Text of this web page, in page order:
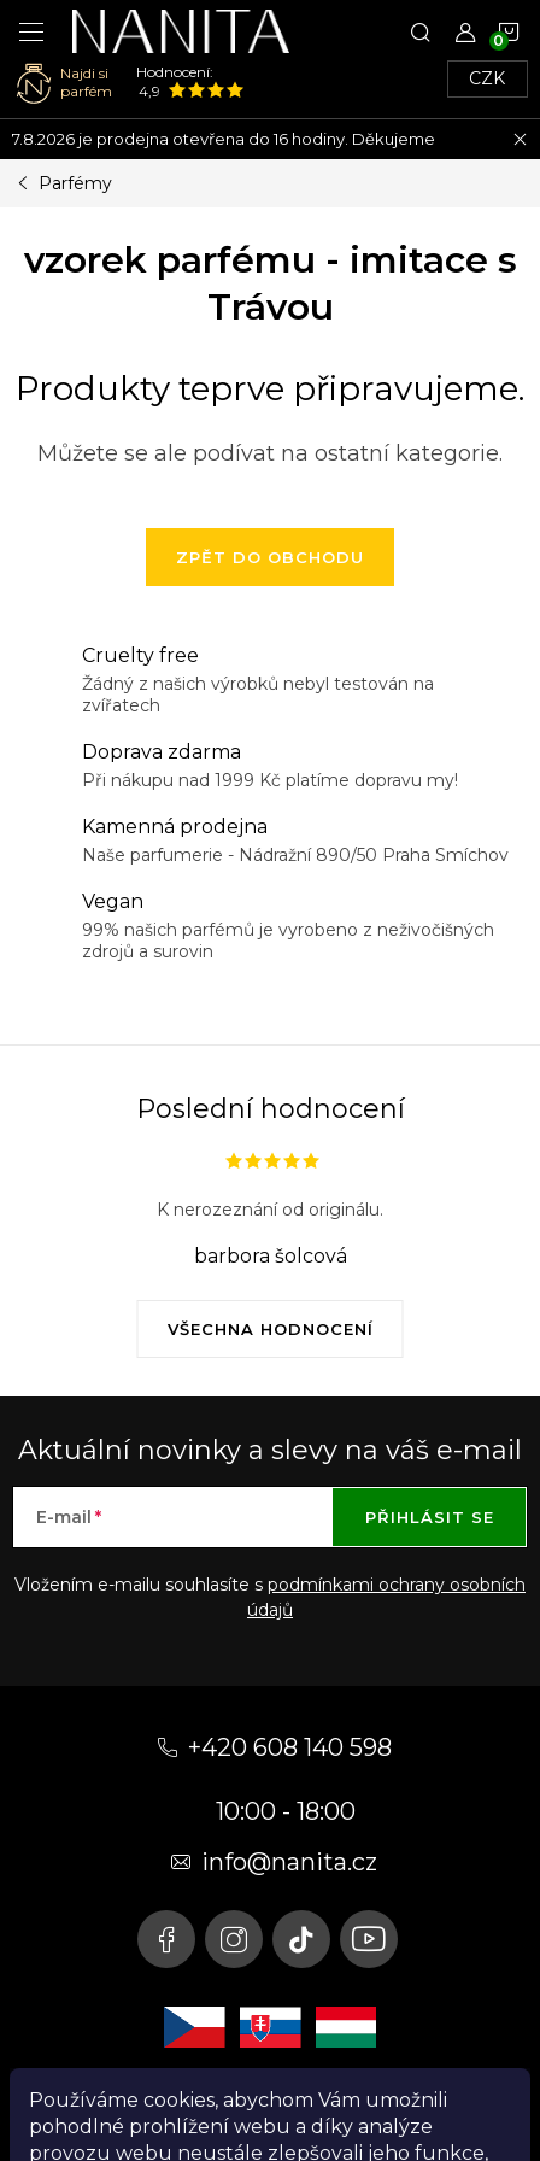
Používáme cookies, abychom Vám umožnili
pohodlné prohlížení webu a díky analýze
provozu webu neustále zlepšovali jeho funkce,
Přejít
na
obsah
Najdi si
parfém
Hodnocení:
4,9
CZK
7.8.2026 je prodejna otevřena do 16 hodiny. Děkujeme
Parfémy
vzorek parfému - imitace s
Trávou
Produkty teprve připravujeme.
Můžete se ale podívat na ostatní kategorie.
ZPĚT DO OBCHODU
Cruelty free
Žádný z našich výrobků nebyl testován na
zvířatech
Doprava zdarma
Při nákupu nad 1999 Kč platíme dopravu my!
Kamenná prodejna
Naše parfumerie - Nádražní 890/50 Praha Smíchov
Vegan
99% našich parfémů je vyrobeno z neživočišných
zdrojů a surovin
Poslední hodnocení
VŠECHNA HODNOCENÍ
K nerozeznání od originálu.
barbora šolcová
Aktuální novinky a slevy na váš e-mail
E-mail
Vložením e-mailu souhlasíte s podmínkami ochrany osobních
údajů
PŘIHLÁSIT SE
+420 608 140 598
10:00 - 18:00
info@nanita.cz